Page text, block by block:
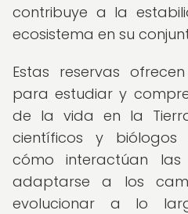
contribuye a la
ecosistema en su
Estas reservas
para estudiar y
de la vida en la
científicos y
cómo interactúan las
adaptarse a los
evolucionar a lo